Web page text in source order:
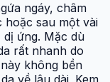
ngáy, châm
sau một vài
dị ứng. Mặc dù
rất nhanh do
không bền